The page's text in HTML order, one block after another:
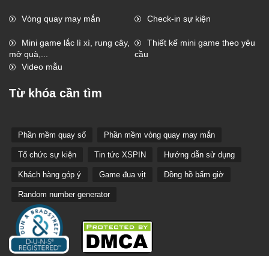
Vòng quay may mắn Check-in sự kiện
Mini game lắc lì xì, rung cây,
mở quà,...
Thiết kế mini game theo yêu
cầu
Video mẫu
Từ khóa cần tìm
Phần mềm quay số Phần mềm vòng quay may mắn
Tổ chức sự kiện Tin tức XSPIN Hướng dẫn sử dụng
Khách hàng góp ý Game đua vịt Đồng hồ bấm giờ
Random number generator